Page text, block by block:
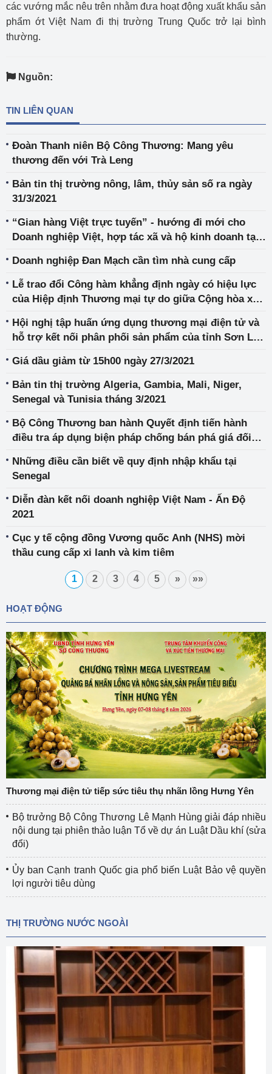
các vướng mắc nêu trên nhằm đưa hoạt động xuất khẩu sản
phẩm ớt Việt Nam đi thị trường Trung Quốc trở lại bình
thường.
Nguồn:
TIN LIÊN QUAN
Đoàn Thanh niên Bộ Công Thương: Mang yêu
thương đến với Trà Leng
Bản tin thị trường nông, lâm, thủy sản số ra ngày
31/3/2021
“Gian hàng Việt trực tuyến” - hướng đi mới cho
Doanh nghiệp Việt, hợp tác xã và hộ kinh doanh tại
Doanh nghiệp Đan Mạch cần tìm nhà cung cấp
Lễ trao đổi Công hàm khẳng định ngày có hiệu lực
của Hiệp định Thương mại tự do giữa Cộng hòa xã
Anh và Bắc Ireland (UKVFTA)
Hội nghị tập huấn ứng dụng thương mại điện tử và
hỗ trợ kết nối phân phối sản phẩm của tỉnh Sơn La
thương mại điện tử
Giá dầu giảm từ 15h00 ngày 27/3/2021
Bản tin thị trường Algeria, Gambia, Mali, Niger,
Senegal và Tunisia tháng 3/2021
Bộ Công Thương ban hành Quyết định tiến hành
điều tra áp dụng biện pháp chống bán phá giá đối
Trung Quốc, Thái Lan và Ma-lai-xi-a (Mã số vụ việc:
AD15)
Những điều cần biết về quy định nhập khẩu tại
Senegal
Diễn đàn kết nối doanh nghiệp Việt Nam - Ấn Độ
2021
Cục y tế cộng đồng Vương quốc Anh (NHS) mời
thầu cung cấp xi lanh và kim tiêm
1 2 3 4 5 » »»
HOẠT ĐỘNG
Thương mại điện tử tiếp sức tiêu thụ nhãn lồng Hưng Yên
Bộ trưởng Bộ Công Thương Lê Mạnh Hùng giải đáp nhiều
nội dung tại phiên thảo luận Tổ về dự án Luật Dầu khí (sửa
đổi)
Ủy ban Cạnh tranh Quốc gia phổ biến Luật Bảo vệ quyền
lợi người tiêu dùng
THỊ TRƯỜNG NƯỚC NGOÀI